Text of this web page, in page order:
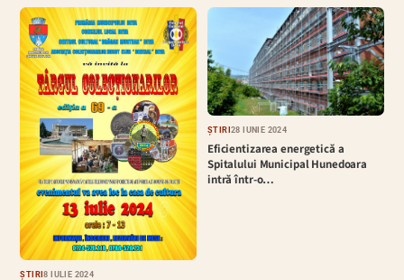
ȘTIRI8 IULIE 2024
ȘTIRI28 IUNIE 2024
Eficientizarea energetică a
Spitalului Municipal Hunedoara
intră într-o…